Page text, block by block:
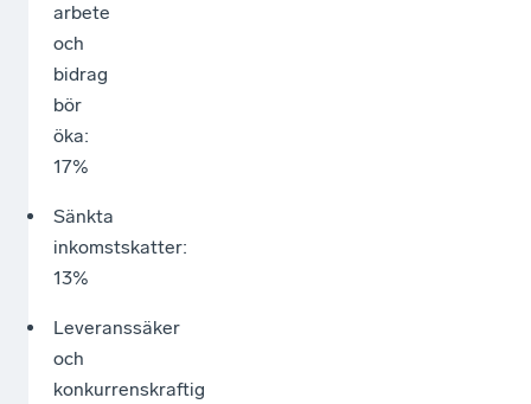
arbete
och
bidrag
bör
öka:
17%
Sänkta
inkomstskatter:
13%
Leveranssäker
och
konkurrenskraftig